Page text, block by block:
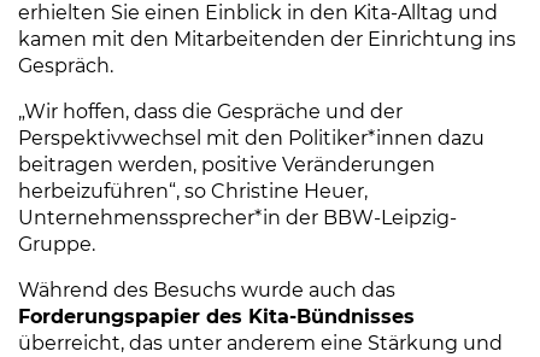
erhielten Sie einen Einblick in den Kita-Alltag und
kamen mit den Mitarbeitenden der Einrichtung ins
Gespräch.
„Wir hoffen, dass die Gespräche und der
Perspektivwechsel mit den Politiker*innen dazu
beitragen werden, positive Veränderungen
herbeizuführen“, so Christine Heuer,
Unternehmenssprecher*in der BBW-Leipzig-
Gruppe.
Während des Besuchs wurde auch das
Forderungspapier des Kita-Bündnisses
überreicht, das unter anderem eine Stärkung und